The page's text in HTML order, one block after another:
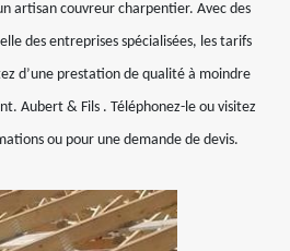
artisan couvreur charpentier. Avec des
des entreprises spécialisées, les tarifs
d’une prestation de qualité à moindre
Aubert & Fils . Téléphonez-le ou visitez
ou pour une demande de devis.